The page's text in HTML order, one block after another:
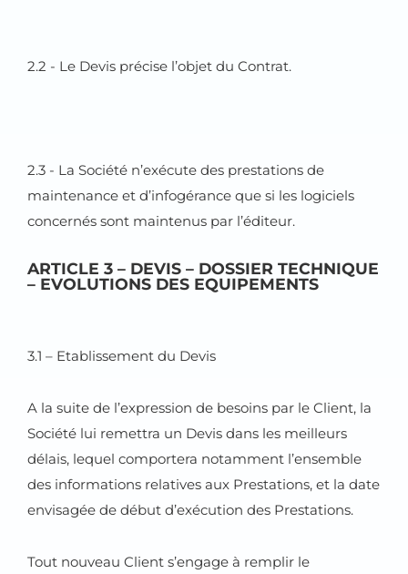
2.2 - Le Devis précise l’objet du Contrat.
2.3 - La Société n’exécute des prestations de
maintenance et d’infogérance que si les logiciels
concernés sont maintenus par l’éditeur.
ARTICLE 3 – DEVIS – DOSSIER TECHNIQUE
– EVOLUTIONS DES EQUIPEMENTS
3.1 – Etablissement du Devis
A la suite de l’expression de besoins par le Client, la
Société lui remettra un Devis dans les meilleurs
délais, lequel comportera notamment l’ensemble
des informations relatives aux Prestations, et la date
envisagée de début d’exécution des Prestations.
Tout nouveau Client s’engage à remplir le